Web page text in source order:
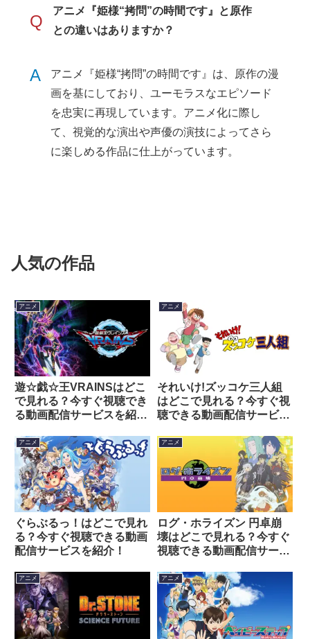
Q
アニメ『姫様“拷問”の時間です』と原作
との違いはありますか？
A
アニメ『姫様“拷問”の時間です』は、原作の漫
画を基にしており、ユーモラスなエピソード
を忠実に再現しています。アニメ化に際し
て、視覚的な演出や声優の演技によってさら
に楽しめる作品に仕上がっています。
人気の作品
アニメ
遊☆戯☆王VRAINSはどこ
で見れる？今すぐ視聴でき
る動画配信サービスを紹
アニメ
それいけ!ズッコケ三人組
はどこで見れる？今すぐ視
聴できる動画配信サービス
アニメ
ぐらぶるっ！はどこで見れ
る？今すぐ視聴できる動画
配信サービスを紹介！
アニメ
ログ・ホライズン 円卓崩
壊はどこで見れる？今すぐ
視聴できる動画配信サービ
アニメ アニメ